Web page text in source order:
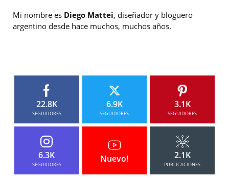
Mi nombre es Diego Mattei, diseñador y bloguero
argentino desde hace muchos, muchos años.
22.8K
SEGUIDORES
6.9K
SEGUIDORES
3.1K
SEGUIDORES
6.3K
SEGUIDORES
Nuevo! 2.1K
PUBLICACIONES